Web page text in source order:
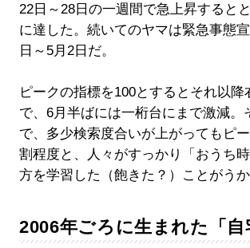
22日～28日の一週間で急上昇すると
に達した。続いてのヤマは緊急事態
日～5月2日だ。
ピークの指標を100とするとそれ以降
で、6月半ばには一桁台にまで激減。
で、多少検索度合いが上がってもピ
割程度と、人々がすっかり「おうち
方を学習した（飽きた？）ことがうか
2006年ごろに生まれた「自